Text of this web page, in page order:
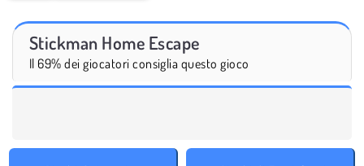
Stickman Home Escape
Il 69% dei giocatori consiglia questo gioco